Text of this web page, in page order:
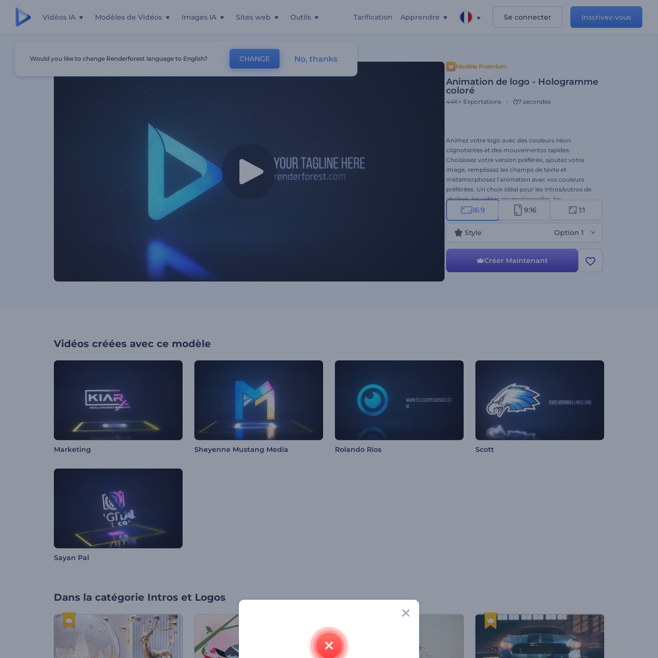
Vidéos IA Modèles de Vidéos Images IA Sites web Outils Tarification Apprendre Se connecter Inscrivez-vous
Animation De Logo - Hologramme Coloré
Modèle Premium
Animation de logo - Hologramme
coloré
44K+ Exportations 7 secondes
Animez votre logo avec des couleurs néon
clignotantes et des mouvementss rapides.
Choisissez votre version préférée, ajoutez votre
image, remplissez les champs de texte et
métamorphosez l'animation avec vos couleurs
préférées. Un choix idéal pour les intros/outros de
chaînes, les vidéos promotionnelles, les
présentations et bien plus encore. Essayez dès
maintenant !
16:9 9:16 1:1
Style Option 1
Créer Maintenant
Vidéos créées avec ce modèle
Marketing Sheyenne Mustang Media Rolando Rios Scott
Sayan Pal
Dans la catégorie Intros et Logos
Would you like to change Renderforest language to English? CHANGE No, thanks